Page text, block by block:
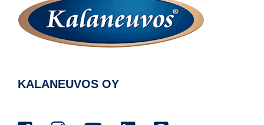
KALANEUVOS OY